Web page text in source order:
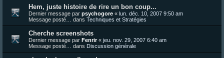
Hem, juste histoire de rire un bon coup...
Dernier message par psychogore « lun. déc. 10, 2007 9:50 am
Message posté… dans Techniques et Stratégies
Cherche screenshots
Dernier message par Fenrir« jeu. nov. 29, 2007 6:40 am
Message posté… dans Discussion générale